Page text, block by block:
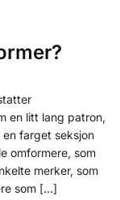
en litt lang patron,
farget seksjon
omformere, som
merker, som
som […]